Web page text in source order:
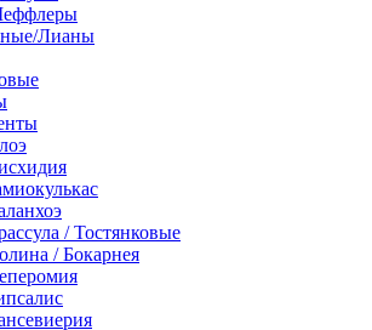
Лианы
/ Тостянковые
/ Бокарнея